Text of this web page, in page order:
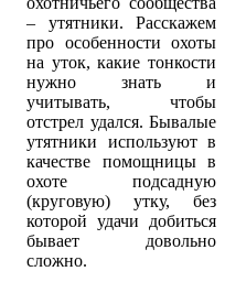
– утятники. Расскажем
про особенности охоты
на уток, какие тонкости
нужно знать и
учитывать, чтобы
отстрел удался. Бывалые
утятники используют в
качестве помощницы в
охоте подсадную
(круговую) утку, без
которой удачи добиться
бывает довольно
сложно.